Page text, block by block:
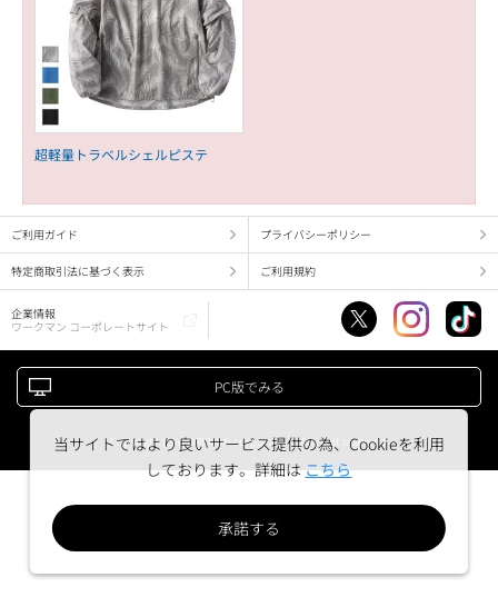
超軽量トラベルシェルピステ
ご利用ガイド プライバシーポリシー
特定商取引法に基づく表示 ご利用規約
企業情報
ワークマン コーポレートサイト
PC版でみる
Copyright (c) WORKMAN corporation. All right reserved.
当サイトではより良いサービス提供の為、Cookieを利用
しております。詳細はこちら
承諾する